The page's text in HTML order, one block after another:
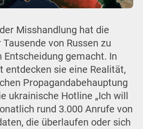
Misshandlung hat die
von Russen zu
Entscheidung gemacht. In
entdecken sie eine Realität,
Propagandabehauptung
ukrainische Hotline „Ich will
rund 3.000 Anrufe von
die überlaufen oder sich